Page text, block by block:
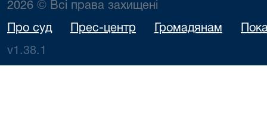
2026 © Всі права захищені
Про суд Прес-центр Громадянам
v1.38.1